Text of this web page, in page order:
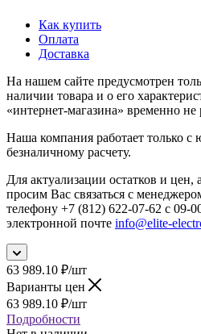
Как купить
Оплата
Доставка
На нашем сайте предусмотрен
наличии товара и о его
«интернет-магазина» временно не
Наша компания работает только
безналичному расчету.
Для актуализации остатков и цен,
просим Вас связаться с
телефону +7 (812) 622-07-62 с 09-
электронной почте info@elite-
63 989.10 ₽/шт
Варианты цен
63 989.10 ₽/шт
Подробности